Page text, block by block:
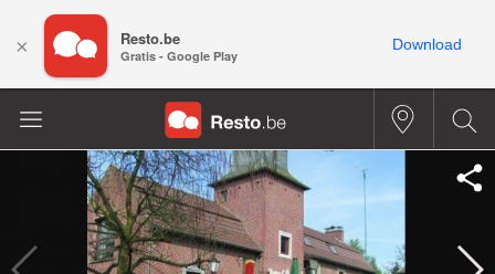
× Resto.be
Gratis - Google Play
Download